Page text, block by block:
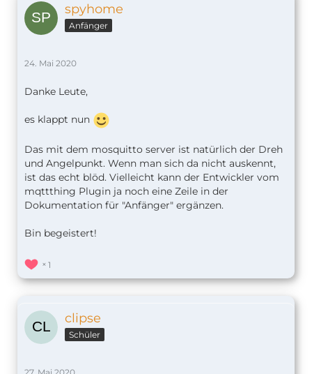
spyhome
Anfänger
24. Mai 2020
Danke Leute,
es klappt nun
Das mit dem mosquitto server ist natürlich der Dreh
und Angelpunkt. Wenn man sich da nicht auskennt,
ist das echt blöd. Vielleicht kann der Entwickler vom
mqttthing Plugin ja noch eine Zeile in der
Dokumentation für "Anfänger" ergänzen.
Bin begeistert!
1
clipse
Schüler